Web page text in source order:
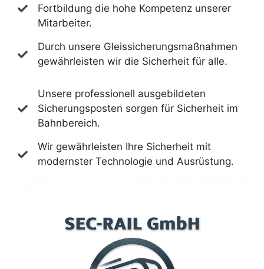
Fortbildung die hohe Kompetenz unserer
Mitarbeiter.
Durch unsere Gleissicherungsmaßnahmen
gewährleisten wir die Sicherheit für alle.
Unsere professionell ausgebildeten
Sicherungsposten sorgen für Sicherheit im
Bahnbereich.
Wir gewährleisten Ihre Sicherheit mit
modernster Technologie und Ausrüstung.